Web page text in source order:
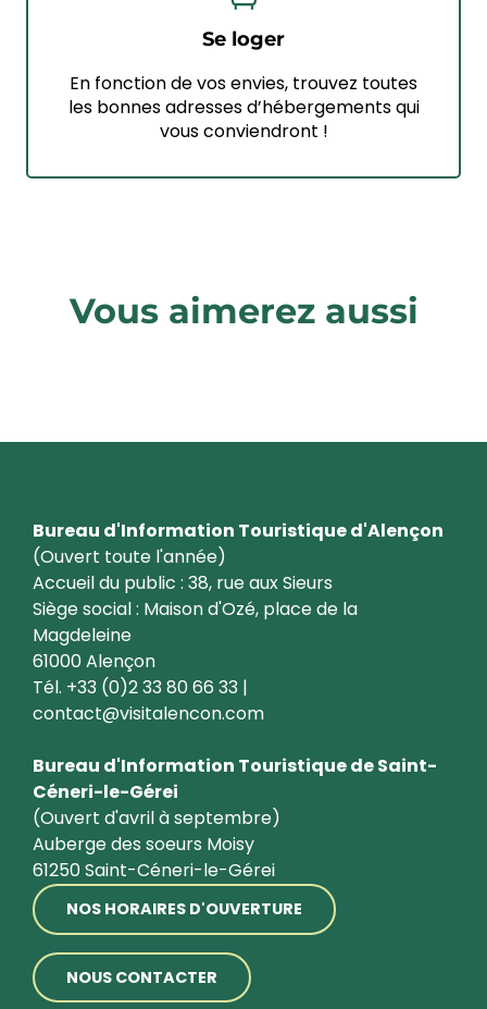
Se loger
En fonction de vos envies, trouvez toutes
les bonnes adresses d’hébergements qui
vous conviendront !
Vous aimerez aussi
Bureau d'Information Touristique d'Alençon
(Ouvert toute l'année)
Accueil du public : 38, rue aux Sieurs
Siège social : Maison d'Ozé, place de la
Magdeleine
61000 Alençon
Tél. +33 (0)2 33 80 66 33 |
contact@visitalencon.com
Bureau d'Information Touristique de Saint-
Céneri-le-Gérei
(Ouvert d'avril à septembre)
Auberge des soeurs Moisy
61250 Saint-Céneri-le-Gérei
NOS HORAIRES D'OUVERTURE
NOUS CONTACTER